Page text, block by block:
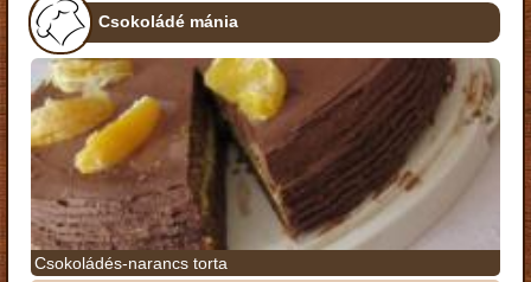
Csokoládé mánia
Csokoládés-narancs torta